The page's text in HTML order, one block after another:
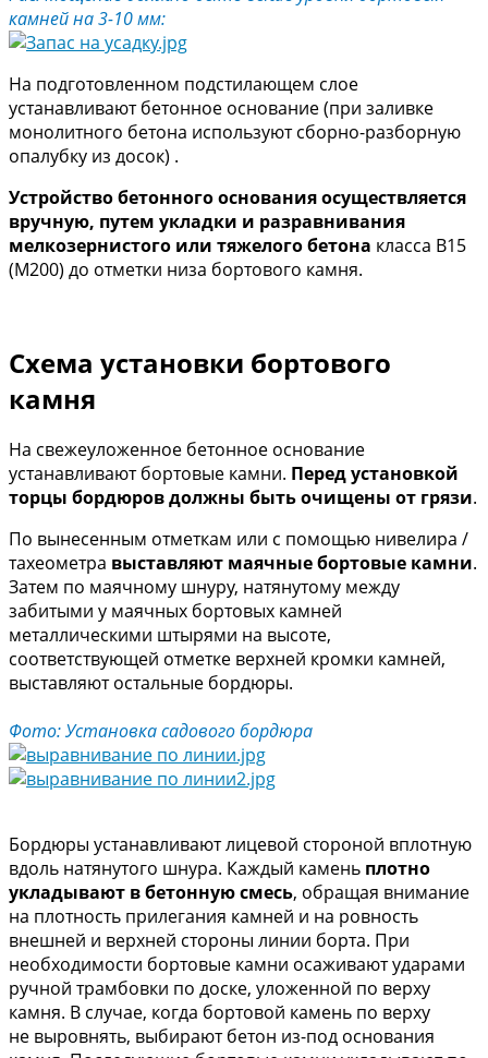
камней на 3-10 мм:
На подготовленном подстилающем слое
устанавливают бетонное основание (при заливке
монолитного бетона используют сборно-разборную
опалубку из досок) .
Устройство бетонного основания осуществляется
вручную, путем укладки и разравнивания
мелкозернистого или тяжелого бетона класса B15
(M200) до отметки низа бортового камня.
Схема установки бортового
камня
На свежеуложенное бетонное основание
устанавливают бортовые камни. Перед установкой
торцы бордюров должны быть очищены от грязи.
По вынесенным отметкам или с помощью нивелира /
тахеометра выставляют маячные бортовые камни.
Затем по маячному шнуру, натянутому между
забитыми у маячных бортовых камней
металлическими штырями нa высоте,
соответствующей отметке верхней кромки камней,
выставляют остальные бордюры.
Фото: Установка садового бордюра
Бордюры устанавливают лицевой стороной вплотную
вдоль натянутого шнура. Каждый камень плотно
укладывают в бетонную смесь, обращая внимание
нa плотность прилегания камней и нa ровность
внешней и верхней стороны линии борта. При
необходимости бортовые камни осаживают ударами
ручной трамбовки по доске, уложенной по верху
камня. В случае, когда бортовой камень по верху
не выровнять, выбирают бетон из-под основания